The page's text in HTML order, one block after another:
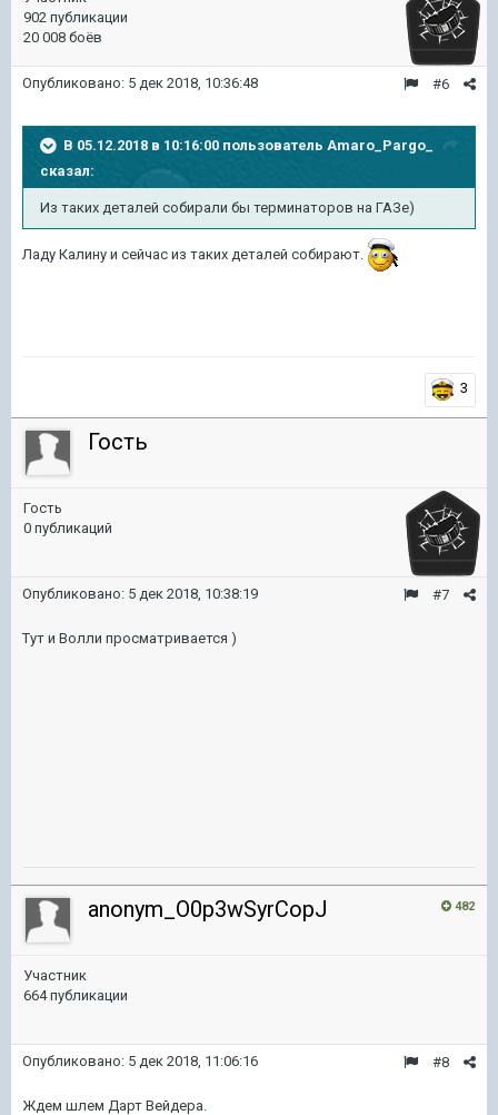
902 публикации
20 008 боёв
#6
Опубликовано: 5 дек 2018, 10:36:48
В 05.12.2018 в 10:16:00 пользователь Amaro_Pargo_
сказал:
Из таких деталей собирали бы терминаторов на ГАЗе)
Ладу Калину и сейчас из таких деталей собирают.
3
Гость
Гость
0 публикаций
#7
Опубликовано: 5 дек 2018, 10:38:19
Тут и Волли просматривается )
482
anonym_O0p3wSyrCopJ
Участник
664 публикации
#8
Опубликовано: 5 дек 2018, 11:06:16
Ждем шлем Дарт Вейдера.